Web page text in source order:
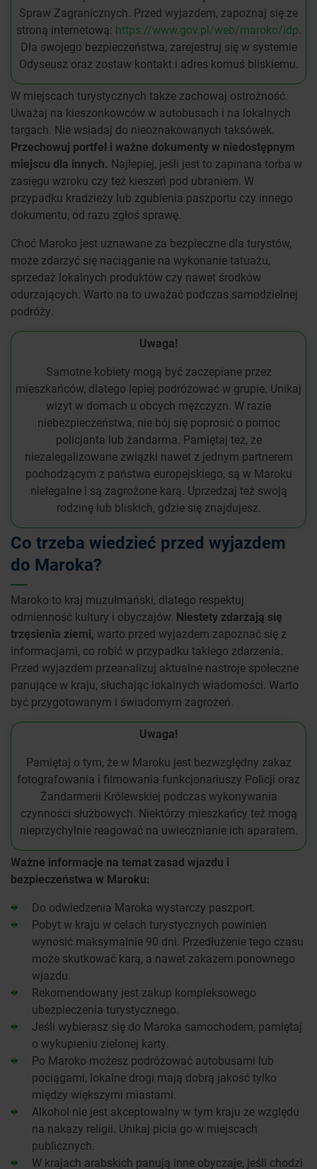
Spraw Zagranicznych. Przed wyjazdem, zapoznaj się ze
stroną internetową: https://www.gov.pl/web/maroko/idp.
Dla swojego bezpieczeństwa, zarejestruj się w systemie
Odyseusz oraz zostaw kontakt i adres komuś bliskiemu.
W miejscach turystycznych także zachowaj ostrożność.
Uważaj na kieszonkowców w autobusach i na lokalnych
targach. Nie wsiadaj do nieoznakowanych taksówek.
Przechowuj portfel i ważne dokumenty w niedostępnym
miejscu dla innych. Najlepiej, jeśli jest to zapinana torba w
zasięgu wzroku czy też kieszeń pod ubraniem. W
przypadku kradzieży lub zgubienia paszportu czy innego
dokumentu, od razu zgłoś sprawę.
Choć Maroko jest uznawane za bezpieczne dla turystów,
może zdarzyć się naciąganie na wykonanie tatuażu,
sprzedaż lokalnych produktów czy nawet środków
odurzających. Warto na to uważać podczas samodzielnej
podróży.
Uwaga!
Samotne kobiety mogą być zaczepiane przez
mieszkańców, dlatego lepiej podróżować w grupie. Unikaj
wizyt w domach u obcych mężczyzn. W razie
niebezpieczeństwa, nie bój się poprosić o pomoc
policjanta lub żandarma. Pamiętaj też, że
niezalegalizowane związki nawet z jednym partnerem
pochodzącym z państwa europejskiego, są w Maroku
nielegalne i są zagrożone karą. Uprzedzaj też swoją
rodzinę lub bliskich, gdzie się znajdujesz.
Co trzeba wiedzieć przed wyjazdem
do Maroka?
Maroko to kraj muzułmański, dlatego respektuj
odmienność kultury i obyczajów. Niestety zdarzają się
trzęsienia ziemi, warto przed wyjazdem zapoznać się z
informacjami, co robić w przypadku takiego zdarzenia.
Przed wyjazdem przeanalizuj aktualne nastroje społeczne
panujące w kraju, słuchając lokalnych wiadomości. Warto
być przygotowanym i świadomym zagrożeń.
Uwaga!
Pamiętaj o tym, że w Maroku jest bezwzględny zakaz
fotografowania i filmowania funkcjonariuszy Policji oraz
Żandarmerii Królewskiej podczas wykonywania
czynności służbowych. Niektórzy mieszkańcy też mogą
nieprzychylnie reagować na uwiecznianie ich aparatem.
Ważne informacje na temat zasad wjazdu i
bezpieczeństwa w Maroku:
Do odwiedzenia Maroka wystarczy paszport.
Pobyt w kraju w celach turystycznych powinien
wynosić maksymalnie 90 dni. Przedłużenie tego czasu
może skutkować karą, a nawet zakazem ponownego
wjazdu.
Rekomendowany jest zakup kompleksowego
ubezpieczenia turystycznego.
Jeśli wybierasz się do Maroka samochodem, pamiętaj
o wykupieniu zielonej karty.
Po Maroko możesz podróżować autobusami lub
pociągami, lokalne drogi mają dobrą jakość tylko
między większymi miastami.
Alkohol nie jest akceptowalny w tym kraju ze względu
na nakazy religii. Unikaj picia go w miejscach
publicznych.
W krajach arabskich panują inne obyczaje, jeśli chodzi